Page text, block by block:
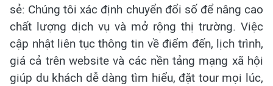
sẻ: Chúng tôi xác định chuyển đổi số để nâng cao
chất lượng dịch vụ và mở rộng thị trường. Việc
cập nhật liên tục thông tin về điểm đến, lịch trình,
giá cả trên website và các nền tảng mạng xã hội
giúp du khách dễ dàng tìm hiểu, đặt tour mọi lúc,